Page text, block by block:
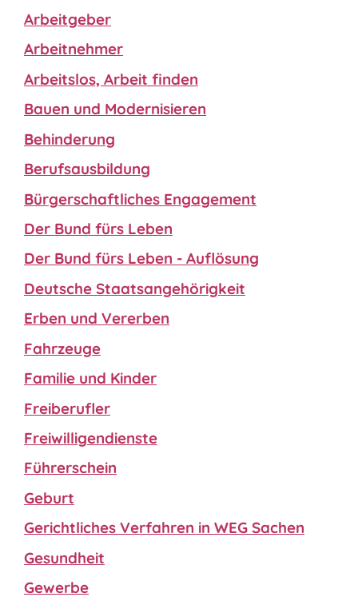
Arbeitgeber
Arbeitnehmer
Arbeitslos, Arbeit finden
Bauen und Modernisieren
Behinderung
Berufsausbildung
Bürgerschaftliches Engagement
Der Bund fürs Leben
Der Bund fürs Leben - Auflösung
Deutsche Staatsangehörigkeit
Erben und Vererben
Fahrzeuge
Familie und Kinder
Freiberufler
Freiwilligendienste
Führerschein
Geburt
Gerichtliches Verfahren in WEG Sachen
Gesundheit
Gewerbe